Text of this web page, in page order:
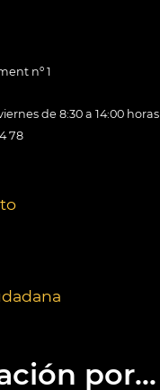
nº 1
de 8:30 a 14:00 horas
78
por...